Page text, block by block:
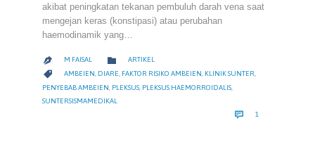
akibat peningkatan tekanan pembuluh darah vena saat
mengejan keras (konstipasi) atau perubahan
haemodinamik yang…
 M FAISAL  CATEGORY
ARTIKEL
 CATEGORY
AMBEIEN, DIARE, FAKTOR RISIKO AMBEIEN, KLINIK SUNTER,
PENYEBAB AMBEIEN PLEKSUS PLEKSUS HAEMORROIDALIS
SUNTERSISMAMEDIKAL
 1